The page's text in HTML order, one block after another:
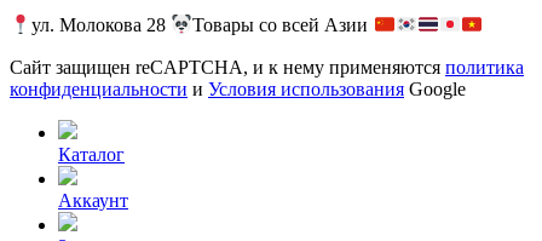
ул. Молокова 28
Товары со всей Азии
Сайт защищен reCAPTCHA, и к нему применяются политика
конфиденциальности и Условия использования Google
Каталог
Аккаунт